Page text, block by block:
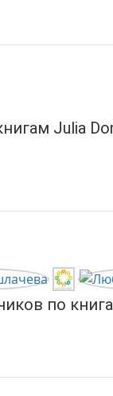
Julia
по